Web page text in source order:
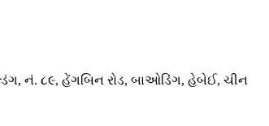
નં. ૮૯, હેંગબિન રોડ, બાઓડિંગ, હેબેઈ, ચીન